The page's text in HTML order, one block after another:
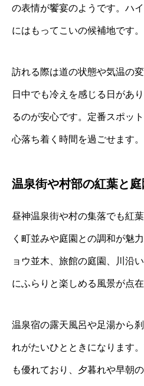
の表情が饗宴のようです。ハ
にはもってこいの候補地です。
訪れる際は道の状態や気温の
日中でも冷えを感じる日があ
るのが安心です。定番スポッ
心落ち着く時間を過ごせます。
温泉街や村部の紅葉と
昼神温泉街や村の集落でも紅
く町並みや庭園との調和が魅
ョウ並木、旅館の庭園、川沿
にふらりと楽しめる風景が点在
温泉宿の露天風呂や足湯から
れがたいひとときになります
も優れており、夕暮れや早朝